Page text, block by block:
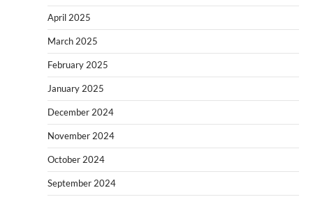
April 2025
March 2025
February 2025
January 2025
December 2024
November 2024
October 2024
September 2024